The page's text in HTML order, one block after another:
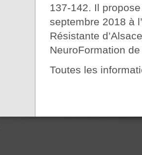
137-142. Il
septembre 2018 à
Résistante
NeuroFormation
Toutes les